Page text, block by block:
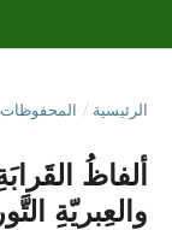
الرئيسية / المحفوظات
ألفاظُ
والعِبريّةِ